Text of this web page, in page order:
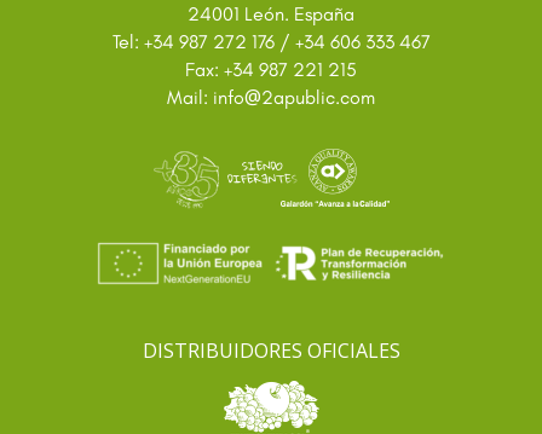
24001 León. España
Tel: +34 987 272 176 / +34 606 333 467
Fax: +34 987 221 215
Mail: info@2apublic.com
DISTRIBUIDORES OFICIALES